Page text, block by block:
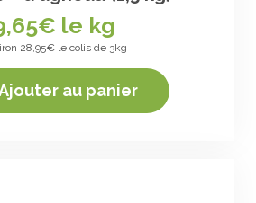
€ le kg
28,95€ le colis de 3kg
au panier